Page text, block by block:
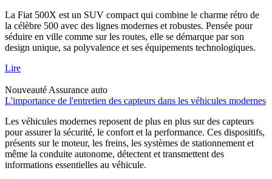
La Fiat 500X est un SUV compact qui combine le charme rétro de
la célèbre 500 avec des lignes modernes et robustes. Pensée pour
séduire en ville comme sur les routes, elle se démarque par son
design unique, sa polyvalence et ses équipements technologiques.
Lire
Nouveauté Assurance auto
L'importance de l'entretien des capteurs dans les véhicules modernes
Les véhicules modernes reposent de plus en plus sur des capteurs
pour assurer la sécurité, le confort et la performance. Ces dispositifs,
présents sur le moteur, les freins, les systèmes de stationnement et
même la conduite autonome, détectent et transmettent des
informations essentielles au véhicule.